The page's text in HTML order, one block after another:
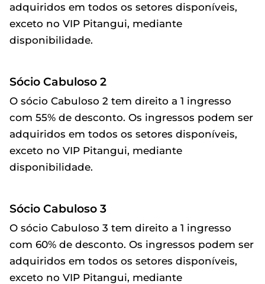
adquiridos em todos os setores disponíveis,
exceto no VIP Pitangui, mediante
disponibilidade.
Sócio Cabuloso 2
O sócio Cabuloso 2 tem direito a 1 ingresso
com 55% de desconto. Os ingressos podem ser
adquiridos em todos os setores disponíveis,
exceto no VIP Pitangui, mediante
disponibilidade.
Sócio Cabuloso 3
O sócio Cabuloso 3 tem direito a 1 ingresso
com 60% de desconto. Os ingressos podem ser
adquiridos em todos os setores disponíveis,
exceto no VIP Pitangui, mediante